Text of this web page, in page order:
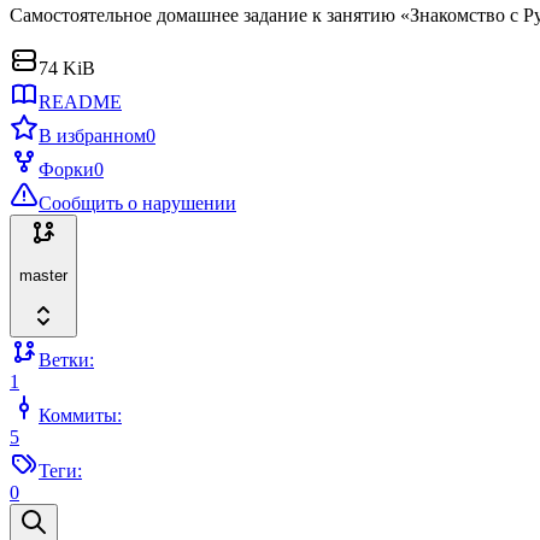
Самостоятельное домашнее задание к занятию «Знакомство с
74 KiB
README
В избранном0
Форки0
Сообщить о нарушении
master
Ветки:
1
Коммиты:
5
Теги:
0